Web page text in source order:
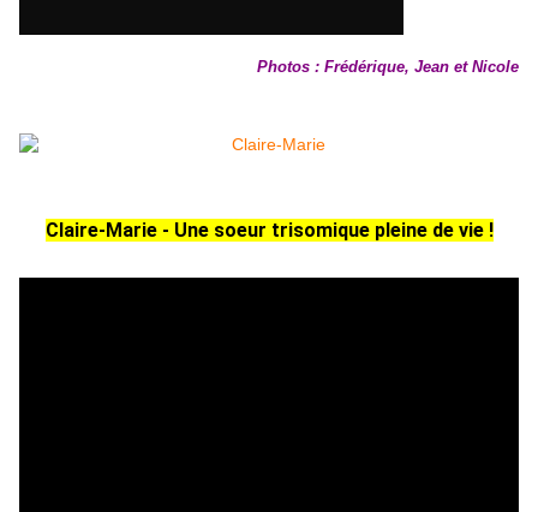
Photos : Frédérique, Jean et Nicole
Claire-Marie - Une soeur trisomique pleine de vie !